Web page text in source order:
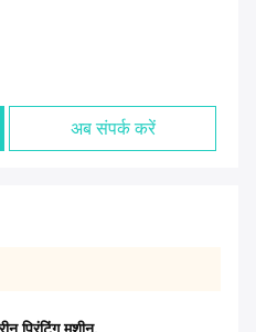
अब संपर्क करें